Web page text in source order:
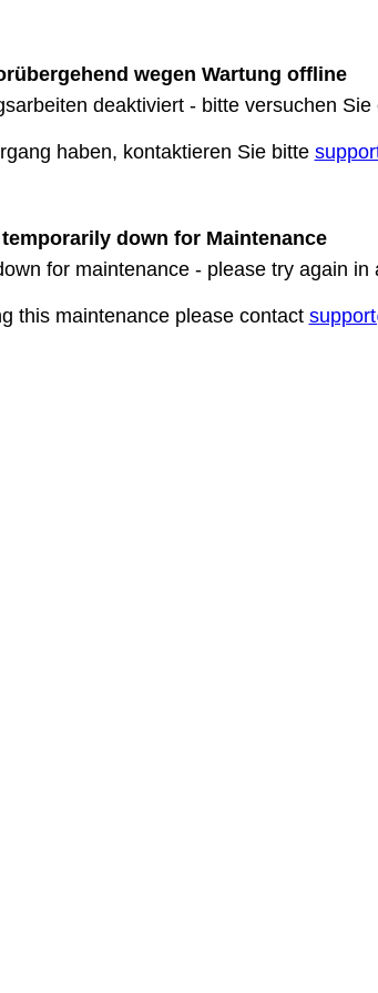
wegen Wartung offline
deaktiviert - bitte versuchen
haben, kontaktieren Sie bitte
down for Maintenance
for maintenance - please try again in
this maintenance please contact